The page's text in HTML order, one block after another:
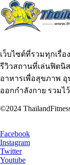
เว็บไซต์ที่รวมทุกเรื่
รีวิวสถานที่เล่นฟิตนิ
อาหารเพื่อสุขภาพ
ออกกำลังกาย รวม
©2024
Facebook
Instagram
Twitter
Youtube